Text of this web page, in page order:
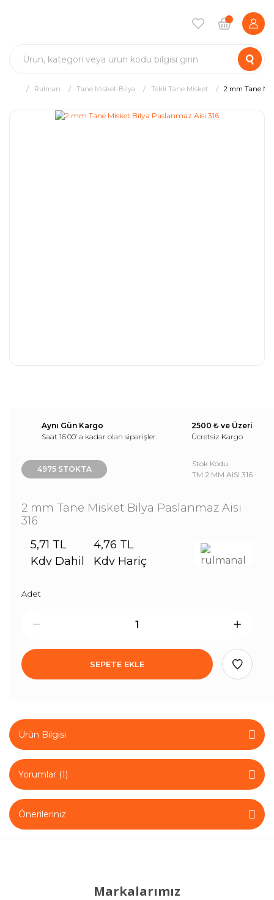
Rulman Tane Misket-Bilya Tekli Tane Misket 2 mm Tane
Aynı Gün Kargo
Saat 16:00’ a kadar olan siparişler
2500 ₺ ve Üzeri
Ücretsiz Kargo
4975 STOKTA
Stok Kodu
TM 2 MM AISI 316
2 mm Tane Misket Bilya Paslanmaz Aisi
316
5,71 TL
Kdv Dahil
4,76 TL
Kdv Hariç
Adet
SEPETE EKLE
Ürün Bilgisi
Yorumlar (1)
Önerileriniz
Markalarımız